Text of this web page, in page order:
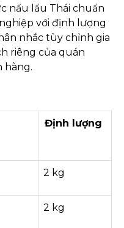
nấu lẩu Thái chuẩn
với định lượng
nhắc tùy chỉnh gia
riêng của quán
hàng.
Định lượng
2 kg
2 kg